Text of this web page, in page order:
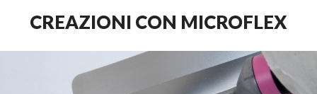
CREAZIONI CON MICROFLEX